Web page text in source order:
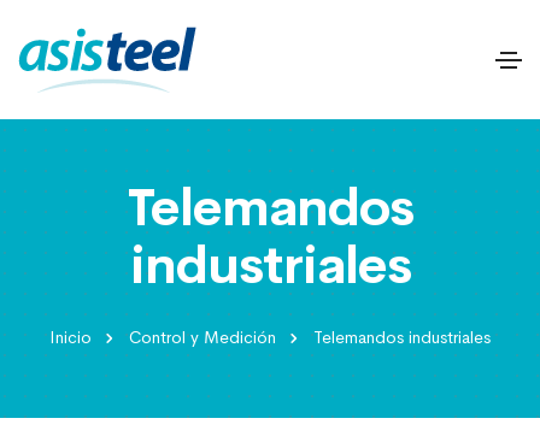
Telemandos
industriales
Inicio Control y Medición Telemandos industriales